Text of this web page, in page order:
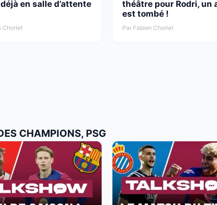
en salle d’attente
Chorlet
théâtre pour Rodri, un
est tombé !
Par Fabien Chorlet
CHAMPIONS, PSG